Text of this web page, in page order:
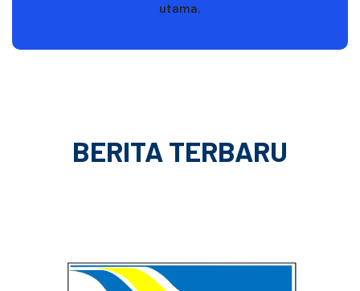
utama.
BERITA TERBARU